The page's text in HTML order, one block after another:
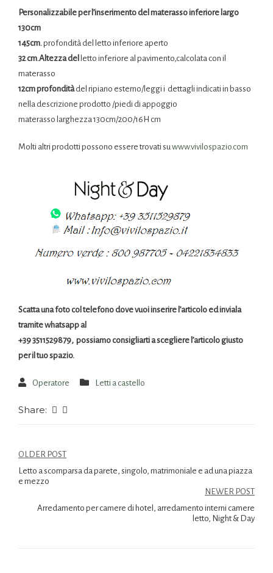
Personalizzabile per l’inserimento del materasso inferiore largo
130cm
145cm.profondità del letto inferiore aperto
32 cm.Altezza del letto inferiore al pavimento,calcolata con il
materasso
12cm profonditàdel ripiano esterno/leggi i dettagli indicati in basso
nella descrizione prodotto /piedi di appoggio
materasso larghezza 130cm/200/16H cm
Molti altri prodotti possono essere trovati suwww.vivilospazio.com
Scatta una foto col telefono dove vuoi inserire l’articolo ed inviala
tramite whatsapp al
+39 3511529879, possiamo consigliarti a scegliere l’articolo giusto
per il tuo spazio.
Operatore Letti a castello
Share:
OLDER POST
Letto a scomparsa da parete, singolo, matrimoniale e ad una piazza
e mezzo
NEWER POST
Arredamento per camere di hotel, arredamento interni camere
letto, Night & Day